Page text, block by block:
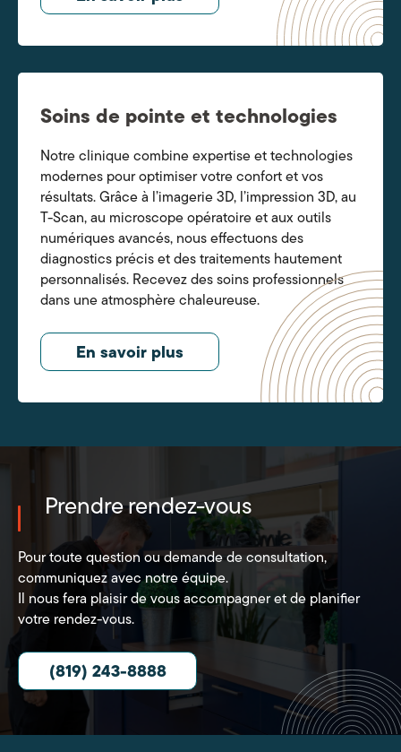
Soins de pointe et technologies
Notre clinique combine expertise et technologies
modernes pour optimiser votre confort et vos
résultats. Grâce à l’imagerie 3D, l’impression 3D, au
T-Scan, au microscope opératoire et aux outils
numériques avancés, nous effectuons des
diagnostics précis et des traitements hautement
personnalisés. Recevez des soins professionnels
dans une atmosphère chaleureuse.
En savoir plus
Prendre rendez-vous
Pour toute question ou demande de consultation,
communiquez avec notre équipe.
Il nous fera plaisir de vous accompagner et de planifier
votre rendez-vous.
(819) 243-8888